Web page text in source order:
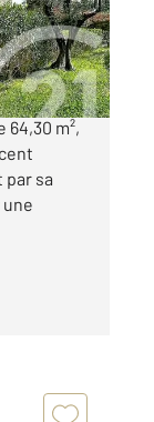
m²,
par sa